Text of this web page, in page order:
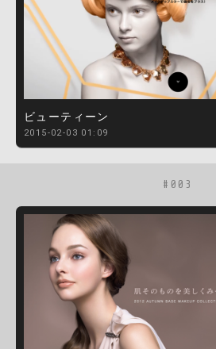
ビューティーン
2015-02-03 01:09